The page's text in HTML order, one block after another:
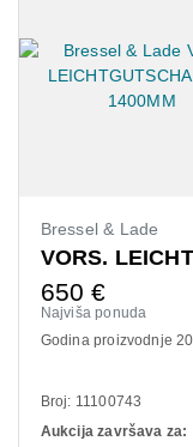
Bressel & Lade
650 €
Najviša ponuda
Godina proizvodnje
Broj: 11100743
Aukcija završava za: